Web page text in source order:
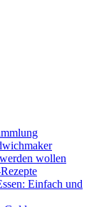
wollen
Einfach und